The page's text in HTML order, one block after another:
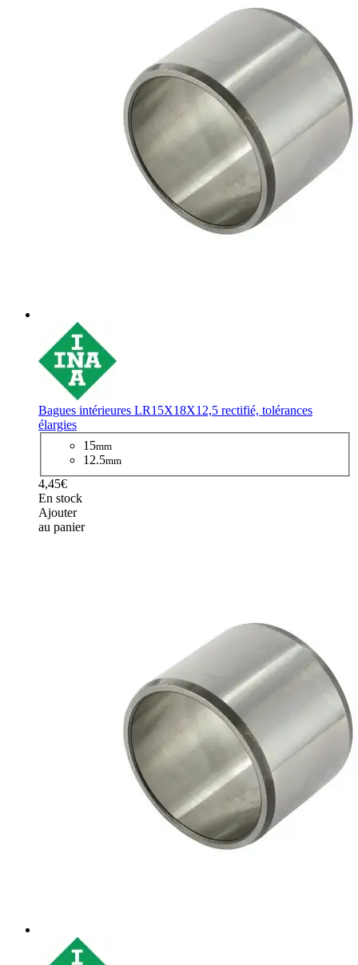
Bagues intérieures LR15X18X12,5 rectifié, tolérances
élargies
15mm
12.5mm
4,45€
En stock
Ajouter
au panier